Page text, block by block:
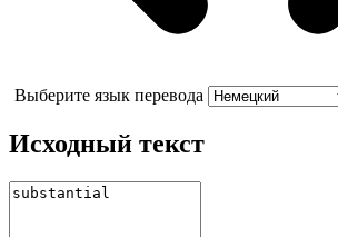
Выберите язык перевода
Исходный текст